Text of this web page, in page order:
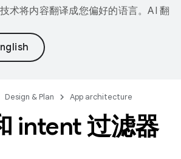
术将内容翻译成您偏好的语言。AI 翻
Design & Plan App architecture
intent 过滤器